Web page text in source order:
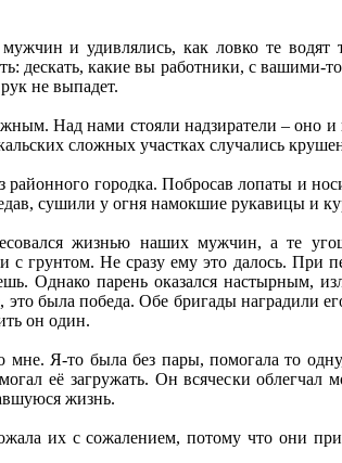
и удивлялись, как ловко те
дескать, какие вы работники, с
не выпадет.
Над нами стояли надзиратели – оно и
сложных участках случались
городка. Побросав лопаты и
сушили у огня намокшие рукавицы и
жизнью наших мужчин, а те
с грунтом. Не сразу ему это далось.
Однако парень оказался настырным,
была победа. Обе бригады наградили
он один.
мне. Я-то была без пары, помогала то
её загружать. Он всячески
жизнь.
их с сожалением, потому что они